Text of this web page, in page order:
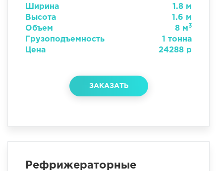
Ширина
1.8 м
Высота
1.6 м
Объем
8 м3
Грузоподъемность
1 тонна
Цена
24288 р
ЗАКАЗАТЬ
Рефрижераторные